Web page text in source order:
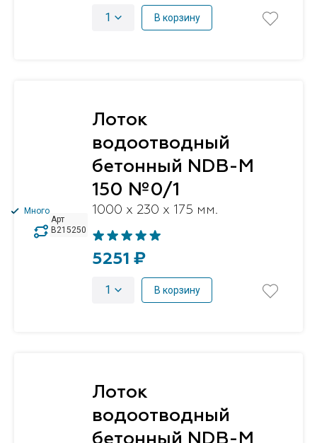
1 В корзину
Арт
B215250
Много
Лоток
водоотводный
бетонный NDB-M
150 №0/1
1000 x 230 x 175 мм.
5251 ₽
1 В корзину
Лоток
водоотводный
бетонный NDB-M